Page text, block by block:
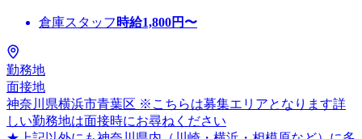
倉庫スタッフ 時給1,800円〜
勤務地
面接地
神奈川県横浜市青葉区 ※こちらは募集エリアとなります詳
しい勤務地は面接時にお尋ねください